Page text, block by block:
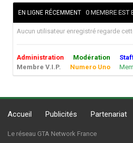
EN LIGNE RÉCEMMENT 0 MEMBRE EST
Aucun utilisateur enregistré regarde
Administration Modération
Membre V.I.P.
Numero Uno
Accueil Publicités Partenariat
Le réseau GTA Network France